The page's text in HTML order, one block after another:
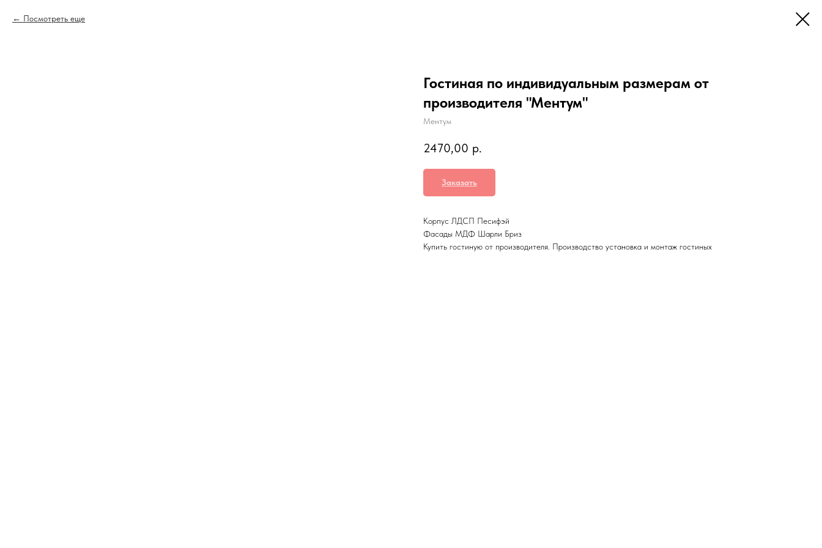
Посмотреть еще
Гостиная по индивидуальным размерам от
производителя "Ментум"
Ментум
2470,00 р.
Заказать
Корпус ЛДСП Песифэй
Фасады МДФ Шарли Бриз
Купить гостиную от производителя. Производство установка и монтаж гостиных